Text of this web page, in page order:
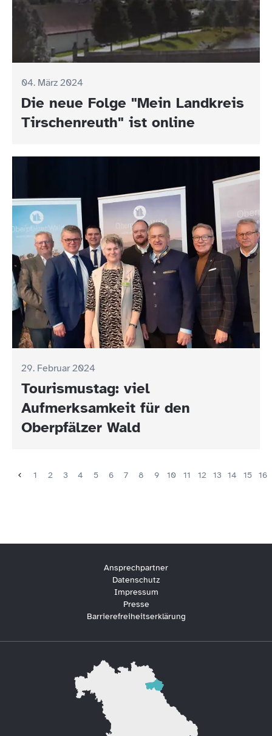
04. März 2024
Die neue Folge "Mein Landkreis
Tirschenreuth" ist online
29. Februar 2024
Tourismustag: viel
Aufmerksamkeit für den
Oberpfälzer Wald
1 2 3 4 5 6 7 8 9 10 11 12 13 14 15 16
Ansprechpartner
Datenschutz
Impressum
Presse
Barrierefreiheitserklärung